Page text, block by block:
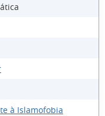
à Islamofobia